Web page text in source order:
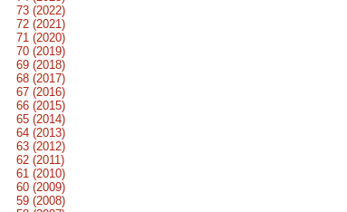
73 (2022)
72 (2021)
71 (2020)
70 (2019)
69 (2018)
68 (2017)
67 (2016)
66 (2015)
65 (2014)
64 (2013)
63 (2012)
62 (2011)
61 (2010)
60 (2009)
59 (2008)